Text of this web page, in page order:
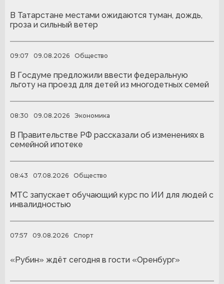
В Татарстане местами ожидаются туман, дождь,
гроза и сильный ветер
09:07 09.08.2026 Общество
В Госдуме предложили ввести федеральную
льготу на проезд для детей из многодетных семей
08:30 09.08.2026 Экономика
В Правительстве РФ рассказали об изменениях в
семейной ипотеке
08:43 07.08.2026 Общество
МТС запускает обучающий курс по ИИ для людей с
инвалидностью
07:57 09.08.2026 Спорт
«Рубин» ждёт сегодня в гости «Оренбург»